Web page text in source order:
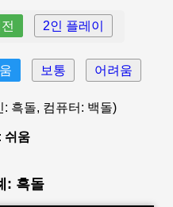
2인 플레이
보통 어려움
: 흑돌, 컴퓨터: 백돌)
쉬움
: 흑돌